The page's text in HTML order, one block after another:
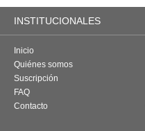
INSTITUCIONALES
Inicio
Quiénes somos
Suscripción
FAQ
Contacto